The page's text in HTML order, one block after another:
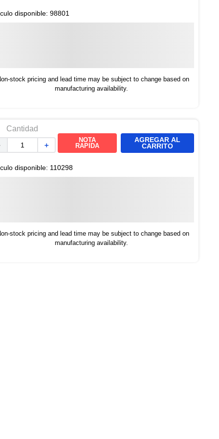
disponible: 98801
stock pricing and lead time may be subject to change based on
manufacturing availability.
Cantidad
＋
NOTA
RAPIDA
AGREGAR AL
CARRITO
disponible: 110298
stock pricing and lead time may be subject to change based on
manufacturing availability.